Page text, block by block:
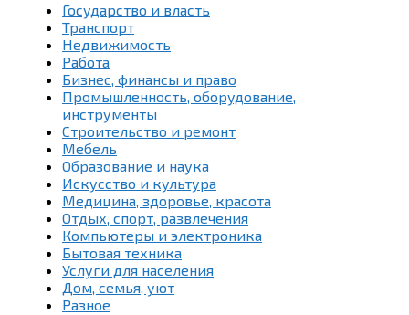
Государство и власть
Транспорт
Недвижимость
Работа
Бизнес, финансы и право
Промышленность, оборудование,
инструменты
Строительство и ремонт
Мебель
Образование и наука
Искусство и культура
Медицина, здоровье, красота
Отдых, спорт, развлечения
Компьютеры и электроника
Бытовая техника
Услуги для населения
Дом, семья, уют
Разное